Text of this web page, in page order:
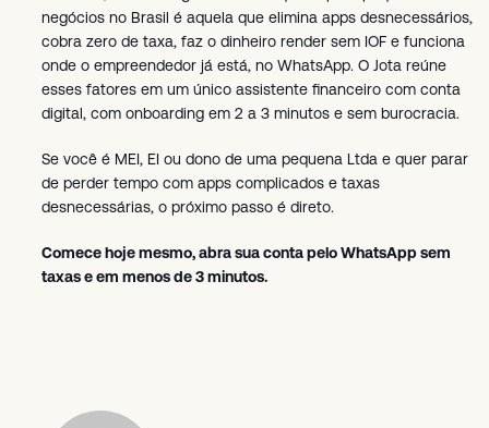
negócios no Brasil é aquela que elimina apps desnecessários,
cobra zero de taxa, faz o dinheiro render sem IOF e funciona
onde o empreendedor já está, no WhatsApp. O Jota reúne
esses fatores em um único assistente financeiro com conta
digital, com onboarding em 2 a 3 minutos e sem burocracia.
Se você é MEI, EI ou dono de uma pequena Ltda e quer parar
de perder tempo com apps complicados e taxas
desnecessárias, o próximo passo é direto.
Comece hoje mesmo, abra sua conta pelo WhatsApp sem
taxas e em menos de 3 minutos.